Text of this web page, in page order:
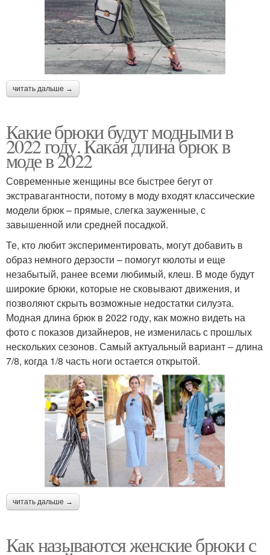
читать дальше →
Какие брюки будут модными в
2022 году. Какая длина брюк в
моде в 2022
Современные женщины все быстрее бегут от
экстравагантности, потому в моду входят классические
модели брюк – прямые, слегка зауженные, с
завышенной или средней посадкой.
Те, кто любит экспериментировать, могут добавить в
образ немного дерзости – помогут кюлоты и еще
незабытый, ранее всеми любимый, клеш. В моде будут
широкие брюки, которые не сковывают движения, и
позволяют скрыть возможные недостатки силуэта.
Модная длина брюк в 2022 году, как можно видеть на
фото с показов дизайнеров, не изменилась с прошлых
нескольких сезонов. Самый актуальный вариант – длина
7/8, когда 1/8 часть ноги остается открытой.
читать дальше →
Как называются женские брюки с